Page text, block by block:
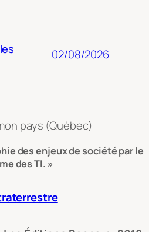
02/08/2026
pays (Québec)
des enjeux de société par le
des TI. »